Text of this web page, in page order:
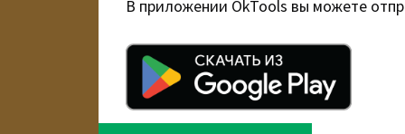
В приложении OkTools вы можете